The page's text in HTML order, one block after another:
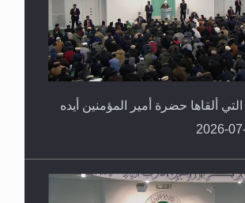
ألقاها حضرة أمير المؤمنين أيده